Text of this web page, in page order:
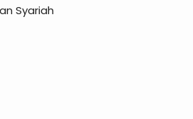
Syariah